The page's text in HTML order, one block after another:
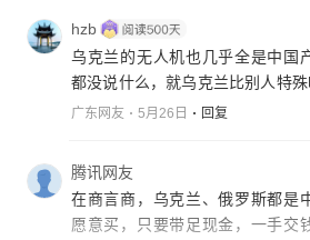
hzb
乌克兰的无人机也几乎全是中国
都没说什么，就乌克兰比别人特殊
广东网友 5月26日 回复
腾讯网友
在商言商，乌克兰、俄罗斯都是
愿意买，只要带足现金，一手交